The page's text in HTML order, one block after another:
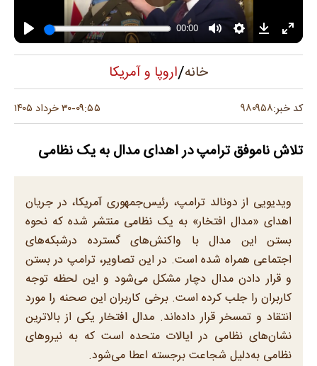
خانه/اروپا و آمریکا
کد خبر:۹۸۰۹۵۸ ۰۹:۵۵-۳۰ خرداد ۱۴۰۵
تلاش ناموفق ترامپ در اهدای مدال به یک نظامی
ویدیویی از دونالد ترامپ، رئیس‌جمهوری آمریکا، در جریان
اهدای «مدال افتخار» به یک نظامی منتشر شده که نحوه
بستن این مدال با واکنش‌های گسترده درشبکه‌های
اجتماعی همراه شده است. در این تصاویر، ترامپ در بستن
و قرار دادن مدال دچار مشکل می‌شود و این لحظه توجه
کاربران را جلب کرده است. برخی کاربران این صحنه را مورد
انتقاد و تمسخر قرار داده‌اند. مدال افتخار یکی از بالاترین
نشان‌های نظامی در ایالات متحده است که به نیروهای
نظامی به‌دلیل شجاعت برجسته اعطا می‌شود.